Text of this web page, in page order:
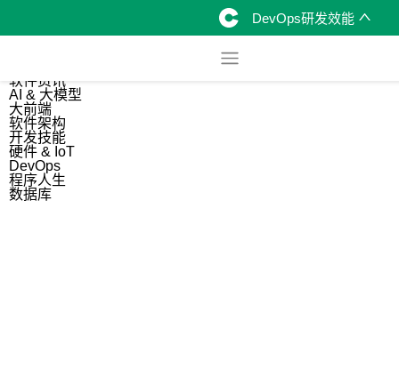
DevOps研发效能
软件资讯
AI & 大模型
大前端
软件架构
开发技能
硬件 & IoT
DevOps
程序人生
数据库